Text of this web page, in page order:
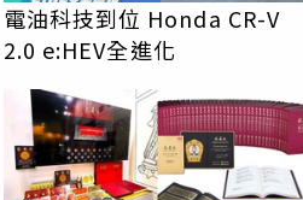
電油科技到位 Honda CR-V
2.0 e:HEV全進化